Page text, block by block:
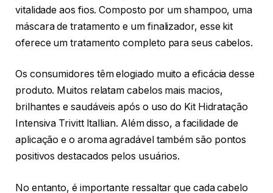
vitalidade aos fios. Composto por um shampoo, uma
máscara de tratamento e um finalizador, esse kit
oferece um tratamento completo para seus cabelos.
Os consumidores têm elogiado muito a eficácia desse
produto. Muitos relatam cabelos mais macios,
brilhantes e saudáveis após o uso do Kit Hidratação
Intensiva Trivitt Itallian. Além disso, a facilidade de
aplicação e o aroma agradável também são pontos
positivos destacados pelos usuários.
No entanto, é importante ressaltar que cada cabelo